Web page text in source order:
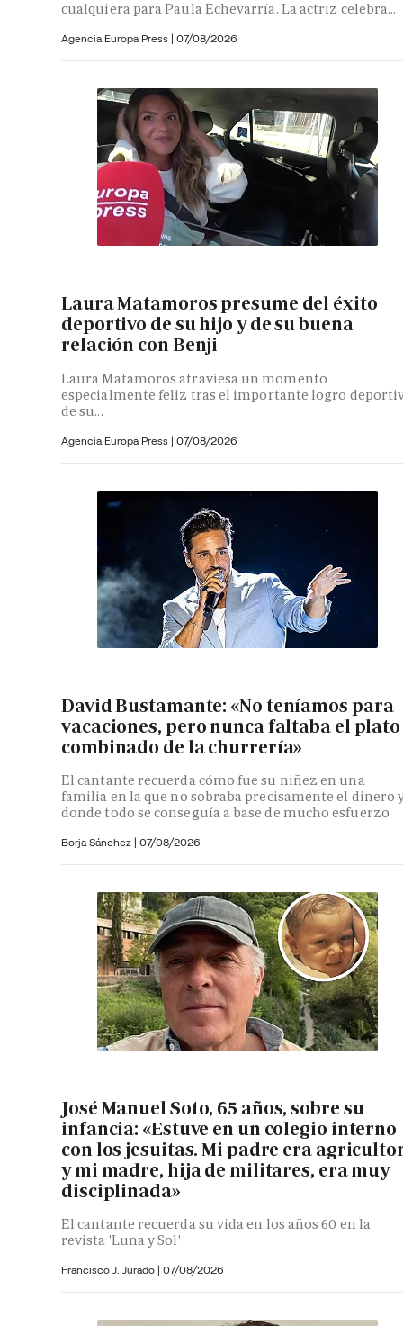
cualquiera para Paula Echevarría. La actriz celebra...
Agencia Europa Press | 07/08/2026
Laura Matamoros presume del éxito
deportivo de su hijo y de su buena
relación con Benji
Laura Matamoros atraviesa un momento
especialmente feliz tras el importante logro
de su...
Agencia Europa Press | 07/08/2026
David Bustamante: «No teníamos para
vacaciones, pero nunca faltaba el plato
combinado de la churrería»
El cantante recuerda cómo fue su niñez en una
familia en la que no sobraba precisamente el dinero
donde todo se conseguía a base de mucho esfuerzo
Borja Sánchez | 07/08/2026
José Manuel Soto, 65 años, sobre su
infancia: «Estuve en un colegio interno
con los jesuitas. Mi padre era
y mi madre, hija de militares, era muy
disciplinada»
El cantante recuerda su vida en los años 60 en la
revista 'Luna y Sol'
Francisco J. Jurado | 07/08/2026